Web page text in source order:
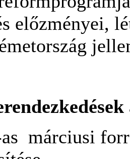
előzményei,
márciusi